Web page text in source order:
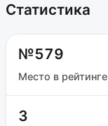
Статистика
№579
Место в рейтинге
3